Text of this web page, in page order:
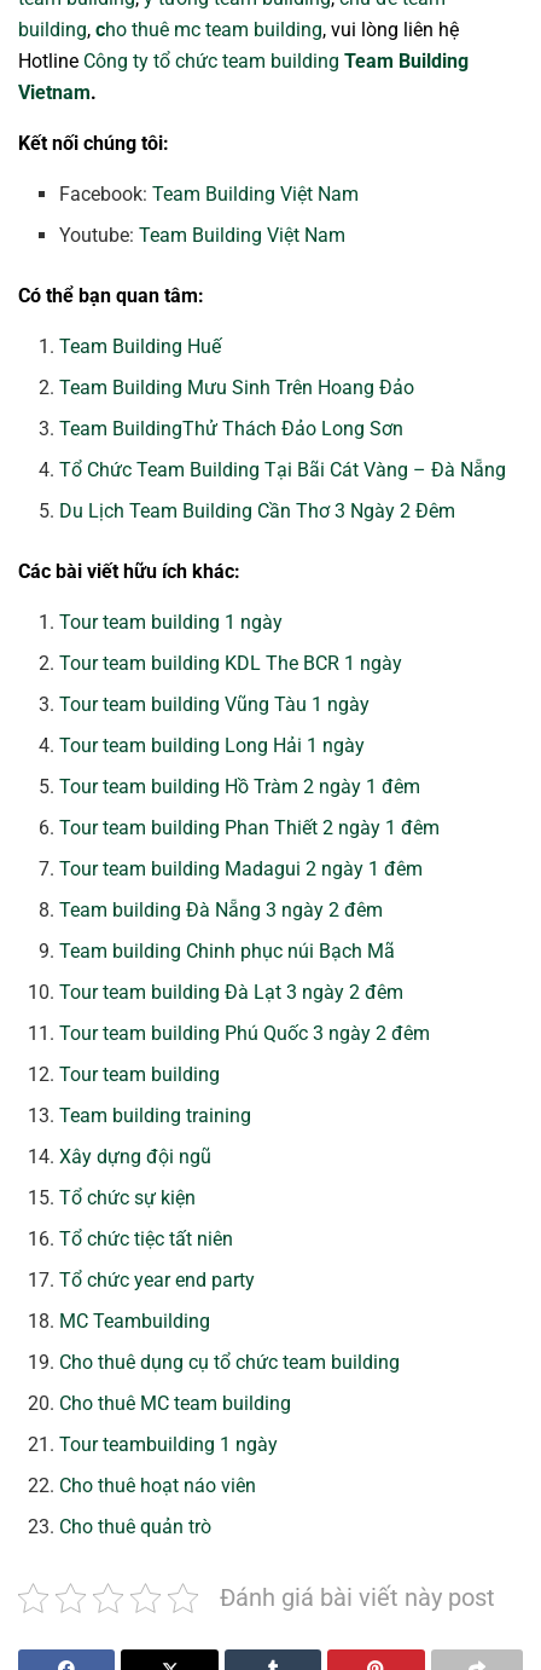
building, cho thuê mc team building, vui lòng liên hệ
Hotline Công ty tổ chức team building Team Building
Vietnam.
Kết nối chúng tôi:
Facebook:Team Building Việt Nam
Youtube:Team Building Việt Nam
Có thể bạn quan tâm:
Team Building Huế
Team Building Mưu Sinh Trên Hoang Đảo
Team BuildingThử Thách Đảo Long Sơn
Tổ Chức Team Building Tại Bãi Cát Vàng – Đà Nẵng
Du Lịch Team Building Cần Thơ 3 Ngày 2 Đêm
Các bài viết hữu ích khác:
Tour team building 1 ngày
Tour team building KDL The BCR 1 ngày
Tour team building Vũng Tàu 1 ngày
Tour team building Long Hải 1 ngày
Tour team building Hồ Tràm 2 ngày 1 đêm
Tour team building Phan Thiết 2 ngày 1 đêm
Tour team building Madagui 2 ngày 1 đêm
Team building Đà Nẵng 3 ngày 2 đêm
Team building Chinh phục núi Bạch Mã
Tour team building Đà Lạt 3 ngày 2 đêm
Tour team building Phú Quốc 3 ngày 2 đêm
Tour team building
Team building training
Xây dựng đội ngũ
Tổ chức sự kiện
Tổ chức tiệc tất niên
Tổ chức year end party
MC Teambuilding
Cho thuê dụng cụ tổ chức team building
Cho thuê MC team building
Tour teambuilding 1 ngày
Cho thuê hoạt náo viên
Cho thuê quản trò
Đánh giá bài viết này post